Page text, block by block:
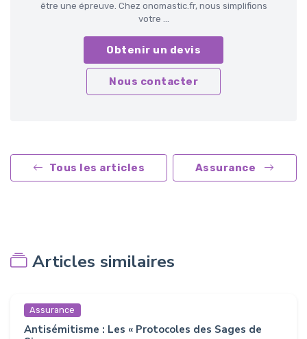
être une épreuve. Chez onomastic.fr, nous simplifions
votre ...
Obtenir un devis
Nous contacter
Tous les articles Assurance
Articles similaires
Assurance
Antisémitisme : Les « Protocoles des Sages de